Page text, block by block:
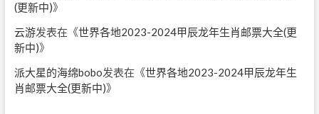
(更新中)》
云游发表在《世界各地2023-2024甲辰龙年生肖邮票大全(更
新中)》
派大星的海绵bobo发表在《世界各地2023-2024甲辰龙年生
肖邮票大全(更新中)》